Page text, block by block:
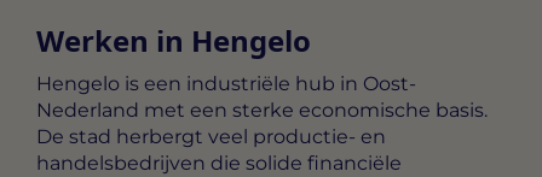
Werken in Hengelo
Hengelo is een industriële hub in Oost-
Nederland met een sterke economische basis.
De stad herbergt veel productie- en
handelsbedrijven die solide financiële